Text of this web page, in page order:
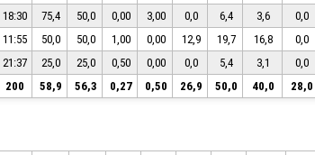
18:30 75,4 50,0 0,00 3,00 0,0 6,4 3,6 0,0
11:55 50,0 50,0 1,00 0,00 12,9 19,7 16,8 0,0
21:37 25,0 25,0 0,50 0,00 0,0 5,4 3,1 0,0
200 58,9 56,3 0,27 0,50 26,9 50,0 40,0 28,0